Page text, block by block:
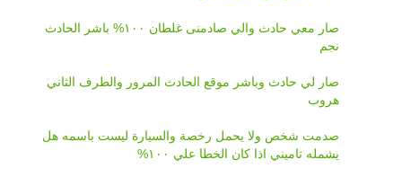
صار معي حادث والي صادمنى غلطان ١٠٠% باشر الحادث
نجم
صار لي حادث وباشر موقع الحادث المرور والطرف الثاني
هروب
صدمت شخص ولا يحمل رخصة والسيارة ليست باسمه هل
يشمله تاميني اذا كان الخطا علي ١٠٠%